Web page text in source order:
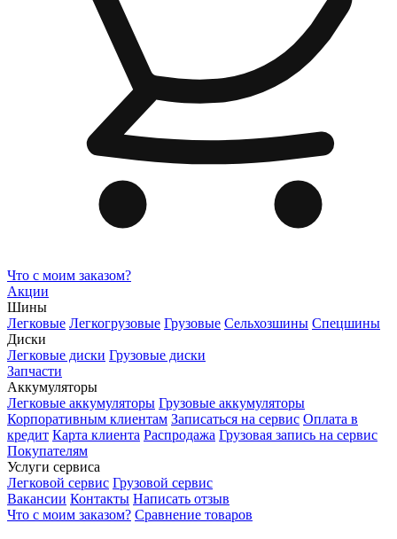
Что с моим заказом?
Акции
Шины
Легковые Легкогрузовые Грузовые Сельхозшины Спецшины
Диски
Легковые диски Грузовые диски
Запчасти
Аккумуляторы
Легковые аккумуляторы Грузовые аккумуляторы
Корпоративным клиентам Записаться на сервис Оплата в
кредит Карта клиента Распродажа Грузовая запись на сервис
Покупателям
Услуги сервиса
Легковой сервис Грузовой сервис
Вакансии Контакты Написать отзыв
Что с моим заказом? Сравнение товаров